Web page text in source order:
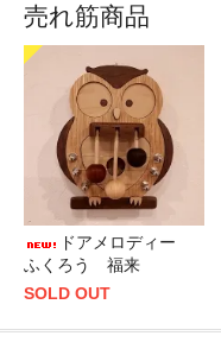
売れ筋商品
ドアメロディー
ふくろう 福来
SOLD OUT